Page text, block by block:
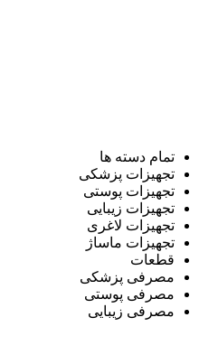
تمام دسته ها
تجهیزات پزشکی
تجهیزات پوستی
تجهیزات زیبایی
تجهیزات لاغری
تجهیزات ماساژ
قطعات
مصرفی پزشکی
مصرفی پوستی
مصرفی زیبایی